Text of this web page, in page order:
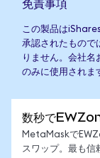
免責事項
この製品は
承認されたもので
りません。会社名
のみに使用されま
数秒で
MetaMaskで
スワップ。最も信